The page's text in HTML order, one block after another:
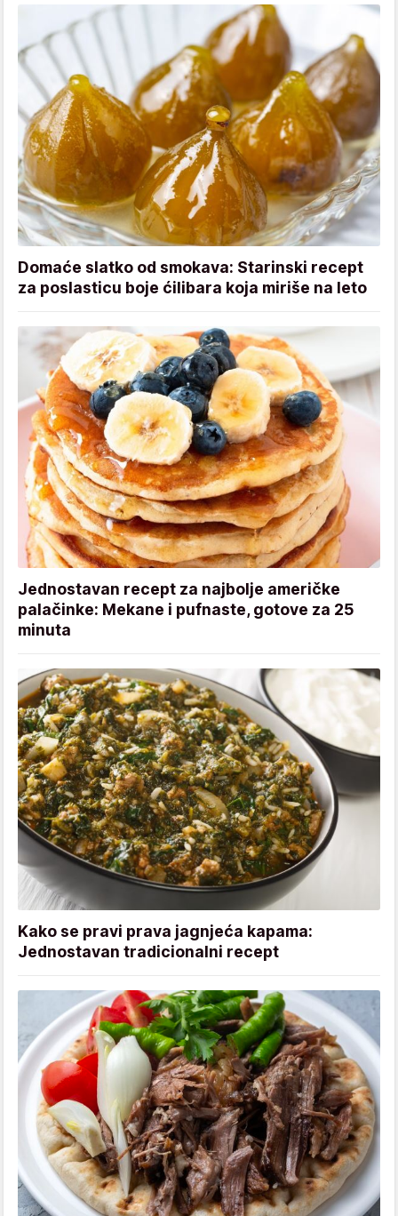
Domaće slatko od smokava: Starinski recept
za poslasticu boje ćilibara koja miriše na leto
Jednostavan recept za najbolje američke
palačinke: Mekane i pufnaste, gotove za 25
minuta
Kako se pravi prava jagnjeća kapama:
Jednostavan tradicionalni recept